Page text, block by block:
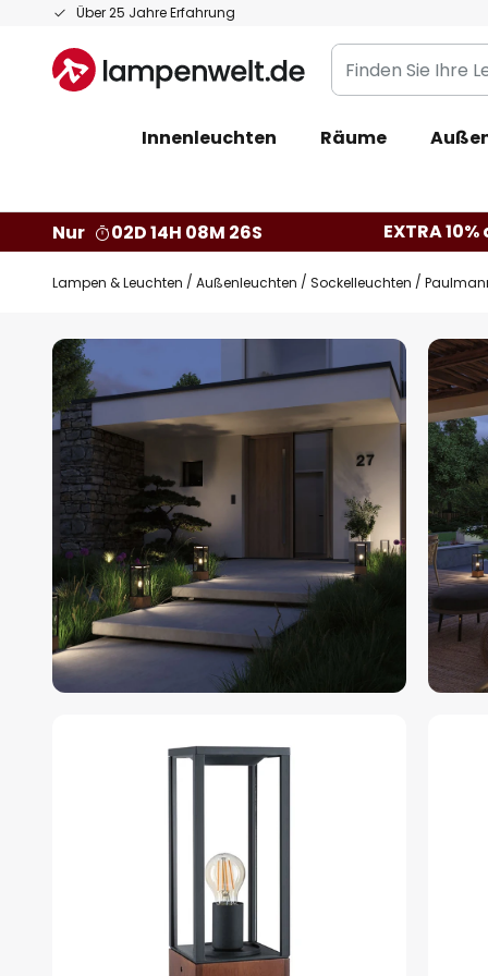
Über 25 Jahre Erfahrung
Zum
springen
Finden
Sie
Leuchte...
Innenleuchten Räume
Nur 02D 14H 08M 25S EXTRA
Lampen & Leuchten Außenleuchten Sockelleuchten
Zum
Ende
der
Bildgalerie
springen